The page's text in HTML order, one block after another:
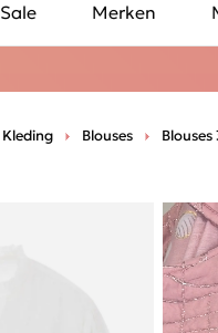
Sale Merken
Kleding Blouses